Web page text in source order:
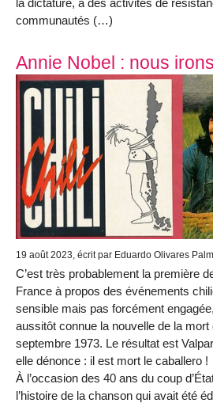
la dictature, à des activités de
communautés (…)
Annie Nobel : nous
19 août 2023, écrit par Eduardo Olivares
C’est très probablement la première
France à propos des événements
sensible mais pas forcément
aussitôt connue la nouvelle de la mort
septembre 1973. Le résultat est
elle dénonce : il est mort le caballero !
À l’occasion des 40 ans du coup
l’histoire de la chanson qui avait été